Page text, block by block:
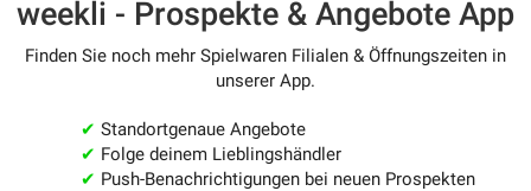
weekli - Prospekte & Angebote App
Finden Sie noch mehr Spielwaren Filialen & Öffnungszeiten in
unserer App.
✔ Standortgenaue Angebote
✔ Folge deinem Lieblingshändler
✔ Push-Benachrichtigungen bei neuen Prospekten